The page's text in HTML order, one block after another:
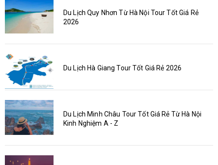
Du Lịch Quy Nhơn Từ Hà Nội Tour Tốt Giá Rẻ
2026
Du Lịch Hà Giang Tour Tốt Giá Rẻ 2026
Du Lịch Minh Châu Tour Tốt Giá Rẻ Từ Hà Nội
Kinh Nghiệm A - Z